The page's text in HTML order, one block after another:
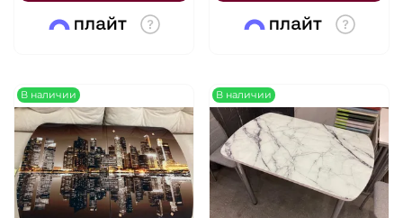
В наличии В наличии